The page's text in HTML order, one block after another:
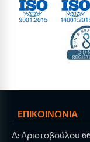
ΕΠΙΚΟΙΝΩΝΊΑ
Δ: Αριστοβούλου